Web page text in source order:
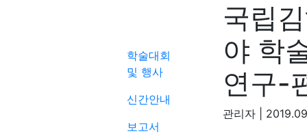
학술대회
및 행사
신간안내
보고서
국립
야 학
연구-
관리자